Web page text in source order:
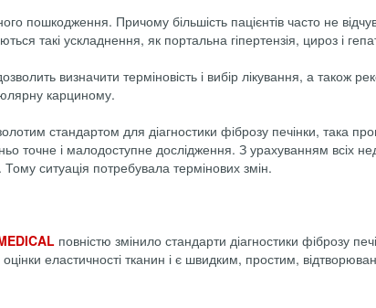
пошкодження. Причому більшість пацієнтів часто не
такі ускладнення, як портальна гіпертензія, цироз і
визначити терміновість і вибір лікування, а також
карциному.
стандартом для діагностики фіброзу печінки, така
точне і малодоступне дослідження. З урахуванням всіх
ситуація потребувала термінових змін.
повністю змінило стандарти діагностики фіброзу
еластичності тканин і є швидким, простим,